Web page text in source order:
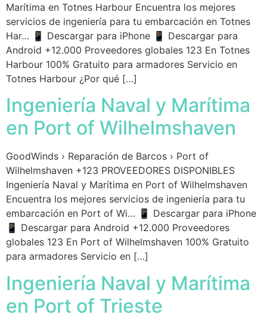
Marítima en Totnes Harbour Encuentra los mejores
servicios de ingeniería para tu embarcación en Totnes
Har… 📱 Descargar para iPhone 📱 Descargar para
Android +12.000 Proveedores globales 123 En Totnes
Harbour 100% Gratuito para armadores Servicio en
Totnes Harbour ¿Por qué […]
Ingeniería Naval y Marítima
en Port of Wilhelmshaven
GoodWinds › Reparación de Barcos › Port of
Wilhelmshaven +123 PROVEEDORES DISPONIBLES
Ingeniería Naval y Marítima en Port of Wilhelmshaven
Encuentra los mejores servicios de ingeniería para tu
embarcación en Port of Wi… 📱 Descargar para iPhone
📱 Descargar para Android +12.000 Proveedores
globales 123 En Port of Wilhelmshaven 100% Gratuito
para armadores Servicio en […]
Ingeniería Naval y Marítima
en Port of Trieste